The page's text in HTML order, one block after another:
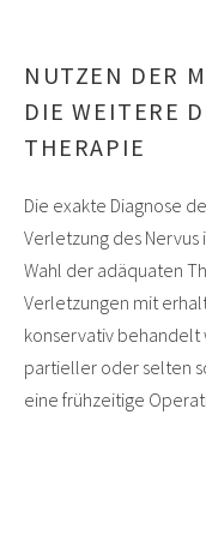
NUTZEN DER
DIE WEITERE
THERAPIE
Die exakte Diagnose
Verletzung des
Wahl der adäquaten
Verletzungen mit
konservativ
partieller oder selten
eine frühzeitige